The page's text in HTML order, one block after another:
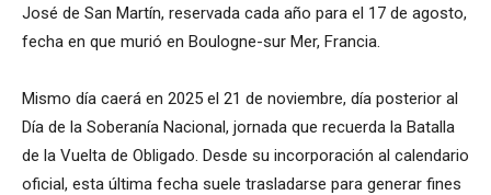
José de San Martín, reservada cada año para el 17 de agosto,
fecha en que murió en Boulogne-sur Mer, Francia.
Mismo día caerá en 2025 el 21 de noviembre, día posterior al
Día de la Soberanía Nacional, jornada que recuerda la Batalla
de la Vuelta de Obligado. Desde su incorporación al calendario
oficial, esta última fecha suele trasladarse para generar fines